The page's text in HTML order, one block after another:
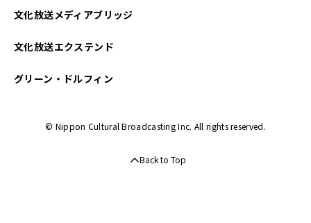
2024年12月
2024年11月
2024年10月
文化放送メディアブリッジ
文化放送エクステンド
グリーン・ドルフィン
© Nippon Cultural Broadcasting Inc. All rights reserved.
Back to Top